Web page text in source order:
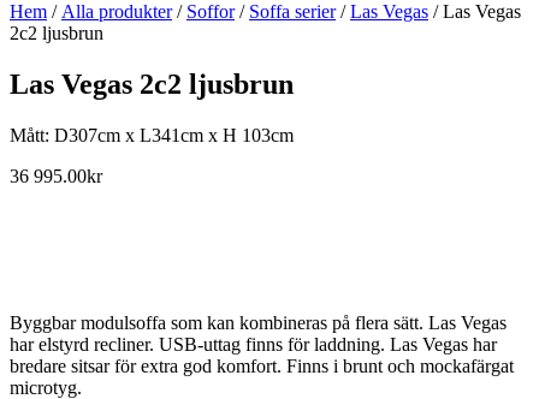
Hem / Alla produkter/ Soffor/ Soffa serier/Las Vegas / Las Vegas
2c2 ljusbrun
Las Vegas 2c2 ljusbrun
Mått: D307cm x L341cm x H 103cm
36 995.00kr
Byggbar modulsoffa som kan kombineras på flera sätt. Las Vegas
har elstyrd recliner. USB-uttag finns för laddning. Las Vegas har
bredare sitsar för extra god komfort. Finns i brunt och mockafärgat
microtyg.